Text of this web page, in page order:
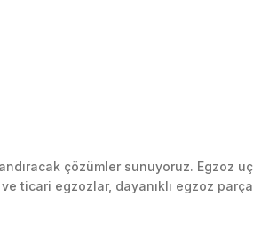
çözümler sunuyoruz.
ticari egzozlar, dayanıklı egzoz